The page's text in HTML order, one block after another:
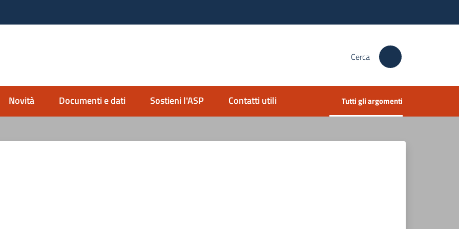
Cerca
Novità Documenti e dati Sostieni l'ASP Contatti utili Tutti gli argomenti
Menu selezionato